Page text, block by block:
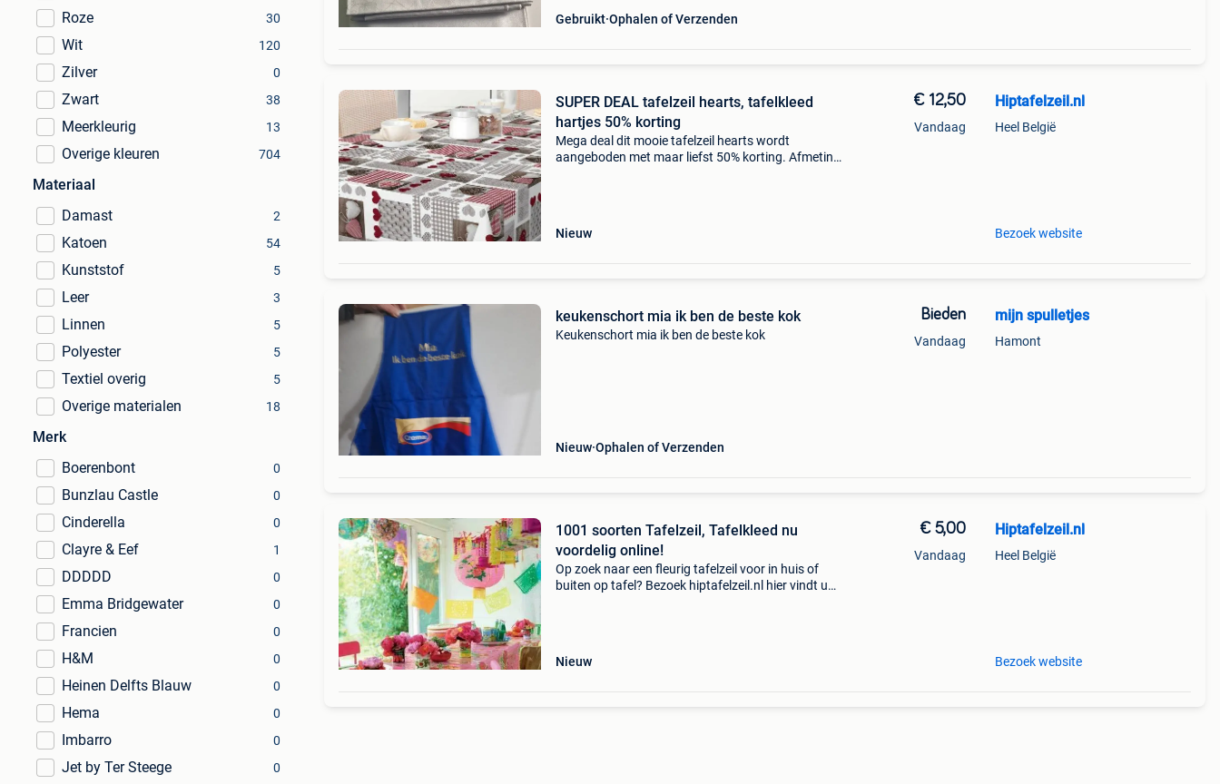
Roze 30
Wit 120
Zilver 0
Zwart 38
Meerkleurig 13
Overige kleuren 704
Materiaal
Damast
2
Katoen 54
Kunststof 5
Leer 3
Linnen 5
Polyester 5
Textiel overig 5
Overige materialen 18
Merk
Boerenbont
0
Bunzlau Castle 0
Cinderella 0
Clayre & Eef 1
DDDDD 0
Emma Bridgewater 0
Francien 0
H&M 0
Heinen Delfts Blauw 0
Hema 0
Imbarro 0
Jet by Ter Steege 0
Gebruikt Ophalen of Verzenden
SUPER DEAL tafelzeil hearts, tafelkleed
hartjes 50% korting
Mega deal dit mooie tafelzeil hearts wordt
aangeboden met maar liefst 50% korting. Afmeting:
Nieuw
€ 12,50
Vandaag
Hiptafelzeil.nl
Heel België
Bezoek website
keukenschort mia ik ben de beste kok
Keukenschort mia ik ben de beste kok
Nieuw Ophalen of Verzenden
Bieden
Vandaag
mijn spulletjes
Hamont
1001 soorten Tafelzeil, Tafelkleed nu
voordelig online!
Op zoek naar een fleurig tafelzeil voor in huis of
buiten op tafel? Bezoek hiptafelzeil.nl hier vindt u
Nieuw
€ 5,00
Vandaag
Hiptafelzeil.nl
Heel België
Bezoek website